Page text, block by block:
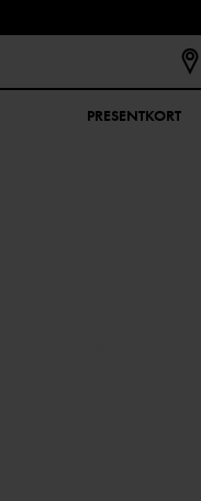
PRESENTKORT